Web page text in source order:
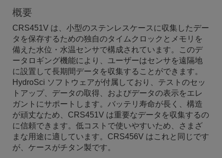
概要
CRS451V は、小型のステンレスケースに収集したデー
タを保存するための独自のタイムクロックとメモリを
備えた水位・水温センサで構成されています。このデ
ータロギング機能により、ユーザーはセンサを遠隔地
に設置して長期間データを収集することができます。
HydroSci ソフトウェアが付属しており、テストのセッ
トアップ、データの取得、およびデータの表示をエレ
ガントにサポートします。バッテリ寿命が長く、構造
が頑丈なため、CRS451V は重要なデータを収集するの
に信頼できます。低コストで使いやすいため、さまざ
まな用途に適しています。CRS456V はこれと同じです
が、ケースがチタン製です。